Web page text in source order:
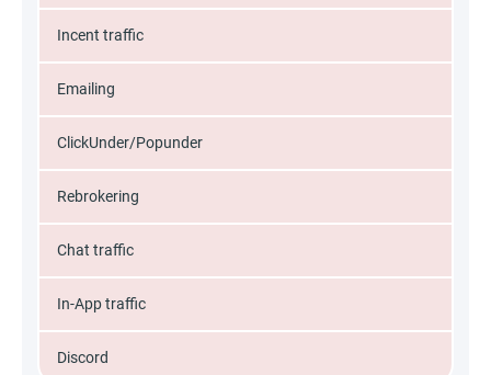
Incent traffic
Emailing
ClickUnder/Popunder
Rebrokering
Chat traffic
In-App traffic
Discord